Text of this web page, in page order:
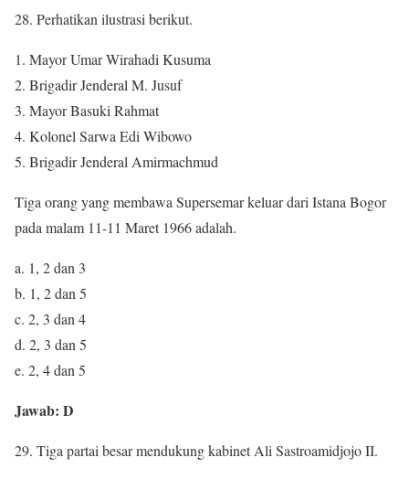
28. Perhatikan ilustrasi berikut.
Mayor Umar Wirahadi Kusuma
Brigadir Jenderal M. Jusuf
Mayor Basuki Rahmat
Kolonel Sarwa Edi Wibowo
Brigadir Jenderal Amirmachmud
Tiga orang yang membawa Supersemar keluar dari Istana Bogor
pada malam 11-11 Maret 1966 adalah.
a. 1, 2 dan 3
b. 1, 2 dan 5
c. 2, 3 dan 4
d. 2, 3 dan 5
e. 2, 4 dan 5
Jawab: D
29. Tiga partai besar mendukung kabinet Ali Sastroamidjojo II.